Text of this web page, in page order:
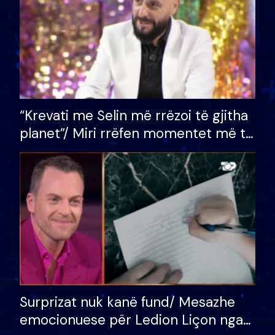
“Krevati me Selin më rrëzoi të gjitha
planet”/ Miri rrëfen momentet më të
bukura në shtëpinë e BB VIP: Do më
mungojë zilja e mëngjesit kur…
Surprizat nuk kanë fund/ Mesazhe
emocionuese për Ledion Liçon nga